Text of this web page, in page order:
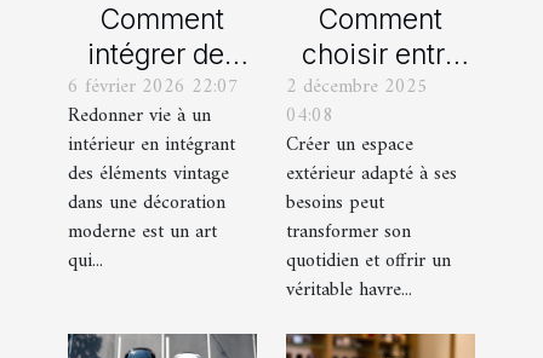
Comment
intégrer des
éléments
vintage dans
une décoration
moderne ?
6 février 2026 22:07
Redonner vie à un
intérieur en intégrant
des éléments vintage
dans une décoration
moderne est un art
qui...
Comment
choisir entre
un jardin, une
terrasse et un
balcon pour
votre espace
extérieur ?
2 décembre 2025
04:08
Créer un espace
extérieur adapté à ses
besoins peut
transformer son
quotidien et offrir un
véritable havre...